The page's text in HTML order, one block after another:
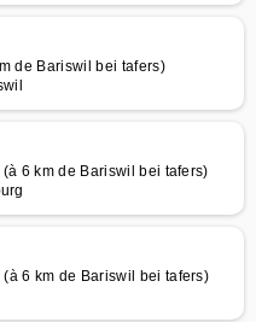
de Bariswil bei tafers)
6 km de Bariswil bei tafers)
6 km de Bariswil bei tafers)